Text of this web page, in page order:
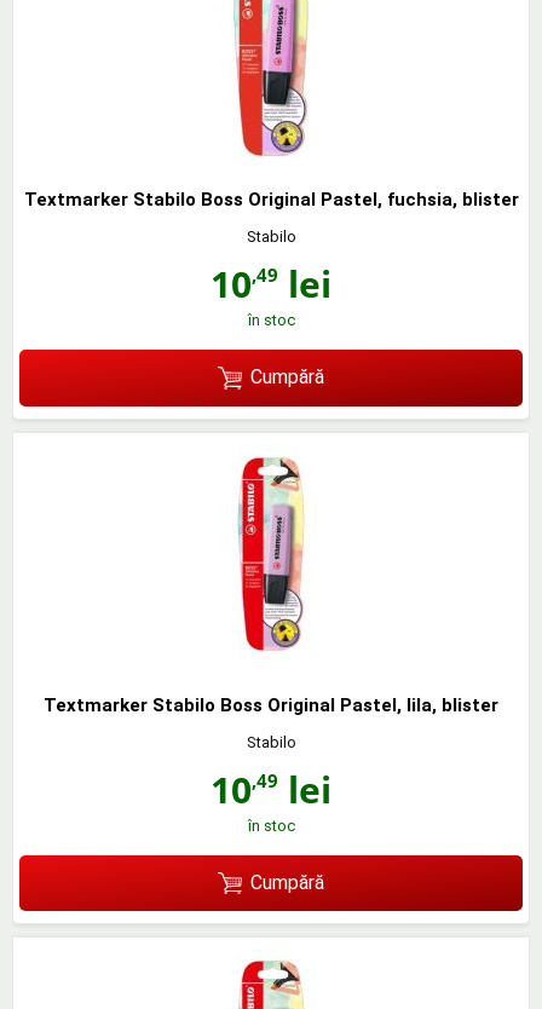
Textmarker Stabilo Boss Original Pastel, fuchsia, blister
Stabilo
10,49 lei
în stoc
Cumpără
Textmarker Stabilo Boss Original Pastel, lila, blister
Stabilo
10,49 lei
în stoc
Cumpără